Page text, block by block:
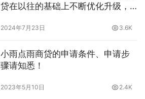
贷在以往的基础上不断优化升级，
服务
2024年7月23日 3.6K
小雨点雨商贷的申请条件、申请步
骤请知悉！
2023年5月10日 2.4K